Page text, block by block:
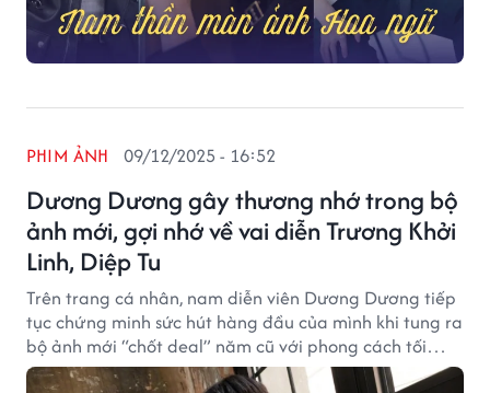
Dương Dương gây thương nhớ trong bộ
ảnh mới, gợi nhớ về vai diễn Trương Khởi
Linh, Diệp Tu
PHIM ẢNH 09/12/2025 - 16:52
Trên trang cá nhân, nam diễn viên Dương Dương tiếp
tục chứng minh sức hút hàng đầu của mình khi tung ra
bộ ảnh mới “chốt deal” năm cũ với phong cách tối
giản nhưng đầy khí chất, gợi nhớ vai diễn kinh điển